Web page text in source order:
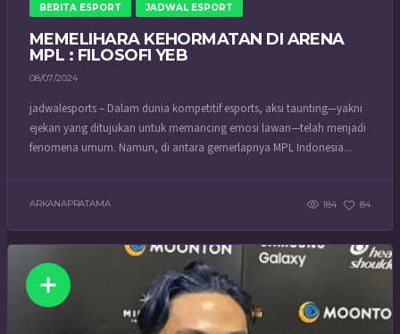
BERITA ESPORT JADWAL ESPORT
MEMELIHARA KEHORMATAN DI ARENA
MPL : FILOSOFI YEB
08/07/2024
jadwalesports – Dalam dunia kompetitif esports, aksi taunting—yakni
ejekan yang ditujukan untuk memancing emosi lawan—telah menjadi
fenomena umum. Namun, di antara gemerlapnya MPL Indonesia...
ARKANAPRATAMA 184 84